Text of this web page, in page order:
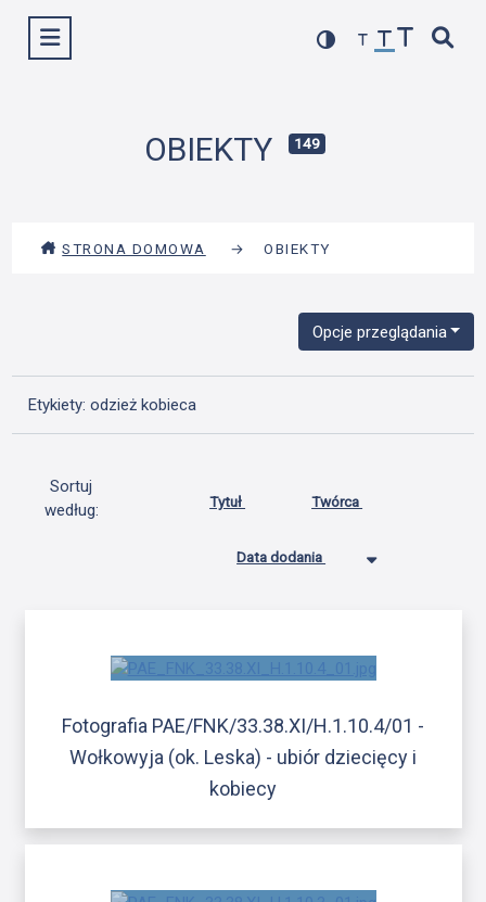
Wyświetl menu
OBIEKTY 149
STRONA DOMOWA → OBIEKTY
Opcje przeglądania
Etykiety: odzież kobieca
Sortuj
według:
Tytuł Twórca
Data dodania
Fotografia PAE/FNK/33.38.XI/H.1.10.4/01 -
Wołkowyja (ok. Leska) - ubiór dziecięcy i
kobiecy